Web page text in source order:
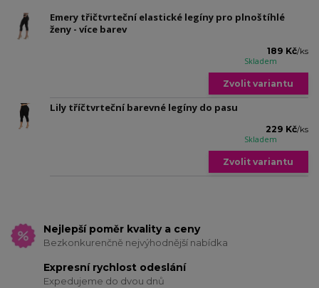
Emery třičtvrteční elastické legíny pro plnoštíhlé
ženy - více barev
189 Kč/ks
Skladem
Zvolit variantu
Lily tříčtvrteční barevné legíny do pasu
229 Kč/ks
Skladem
Zvolit variantu
Nejlepší poměr kvality a ceny
Bezkonkurenčně nejvýhodnější nabídka
Expresní rychlost odeslání
Expedujeme do dvou dnů